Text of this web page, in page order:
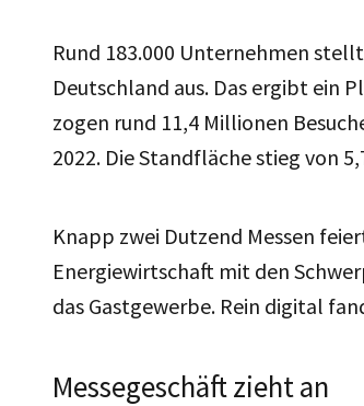
Rund 183.000 Unternehmen
Deutschland aus. Das ergibt ein
zogen rund 11,4 Millionen
2022. Die Standfläche stieg von
Knapp zwei Dutzend Messen
Energiewirtschaft mit den
das Gastgewerbe. Rein digital
Messegeschäft zieht an